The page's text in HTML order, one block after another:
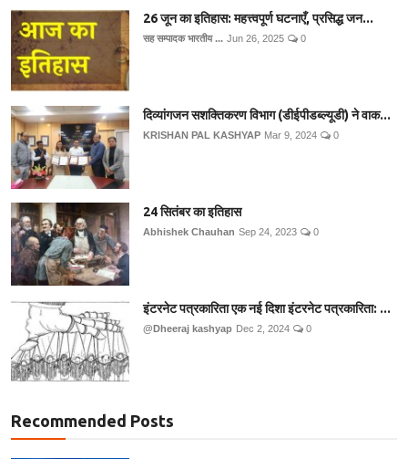
26 जून का इतिहास: महत्त्वपूर्ण घटनाएँ, प्रसिद्ध जन...
सह सम्पादक भारतीय ... Jun 26, 2025 0
दिव्यांगजन सशक्तिकरण विभाग (डीईपीडब्ल्यूडी) ने वाक...
KRISHAN PAL KASHYAP Mar 9, 2024 0
24 सितंबर का इतिहास
Abhishek Chauhan Sep 24, 2023 0
इंटरनेट पत्रकारिता एक नई दिशा इंटरनेट पत्रकारिता: ...
@Dheeraj kashyap Dec 2, 2024 0
Recommended Posts